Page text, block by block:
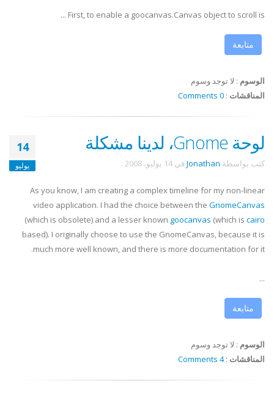
First, to enable a goocanvas.Canvas object to scroll is ...
متابعة
الوسوم : لا توجد وسوم
المناقشات :
0 Comments
14
يوليو
لوحة Gnome، لدينا مشكلة
كتب بواسطة Jonathan في 14 يوليو، 2008 .
As you know, I am creating a complex timeline for my non-linear
video application. I had the choice between the GnomeCanvas
(which is obsolete) and a lesser known goocanvas (which is cairo
based). I originally choose to use the GnomeCanvas, because it is
much more well known, and there is more documentation for it.
...
متابعة
الوسوم : لا توجد وسوم
المناقشات :
4 Comments